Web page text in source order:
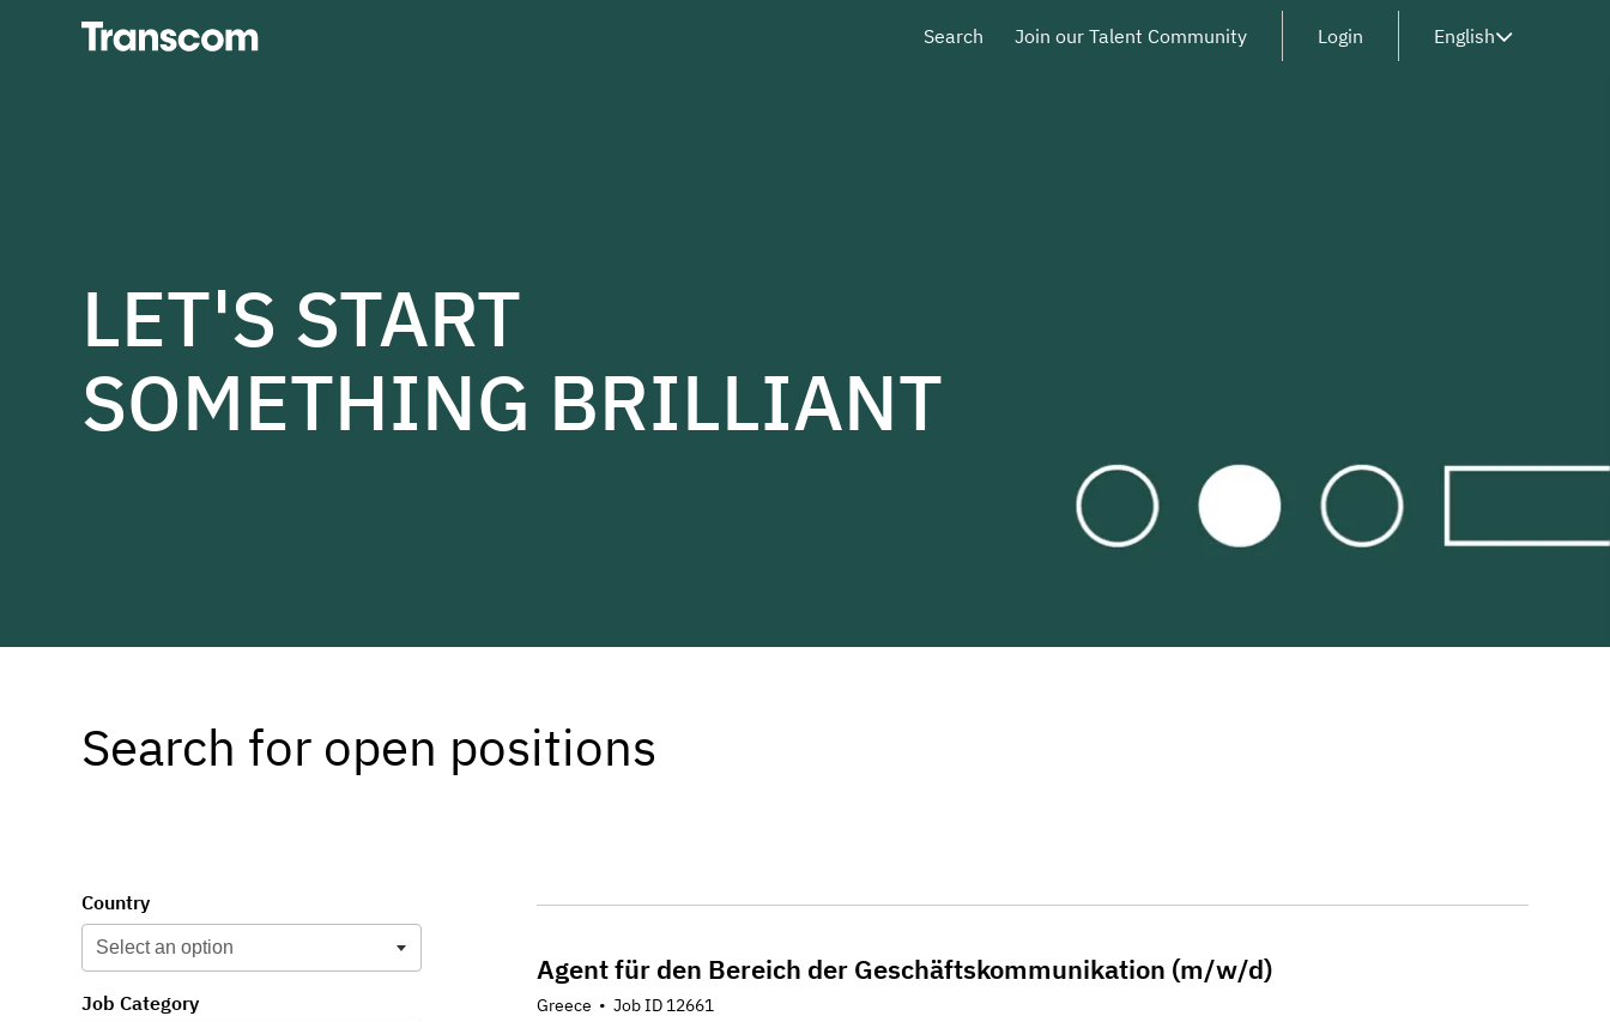
Transcom Search Join our Talent Community Login English
LET'S START
SOMETHING BRILLIANT
Search for open positions
Search for open positions fields
CountrySelect an option
Select an option
Job CategorySelect an option
Agent für den Bereich der Geschäftskommunikation (m/w/d)
Greece • Job ID 12661